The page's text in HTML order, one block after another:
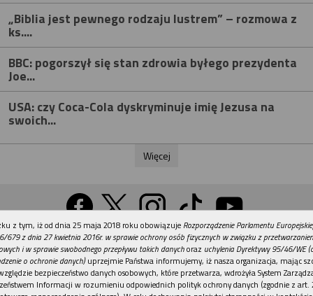
„Biblia jest pewnego rodzaju lustrem” – rozmowa z
ks....
BBC: pogorszył się stan zdrowia byłego prezydenta
Joe...
USA: czy Coca-Cola dyskryminuje imię Jezusa na
swoich...
Więcej
Wersja na komputer
Działy Tematy Kontakt Reklama
Patronaty
REKLAMA
z tym, iż od dnia 25 maja 2018 roku obowiązuje Rozporządzenie Parlamentu
679 z dnia 27 kwietnia 2016r. w sprawie ochrony osób fizycznych w związku z
i w sprawie swobodnego przepływu takich danychoraz uchylenia Dyrektywy 95/46/WE
o ochronie danych)uprzejmie Państwa informujemy, iż nasza organizacja, mając
bezpieczeństwo danych osobowych, które przetwarza, wdrożyła System
Informacji w rozumieniu odpowiednich polityk ochrony danych (zgodnie z art.